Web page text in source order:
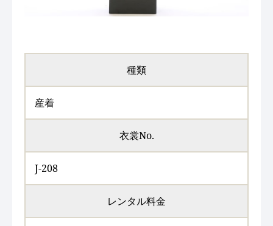
種類
産着
衣裳No.
J-208
レンタル料金